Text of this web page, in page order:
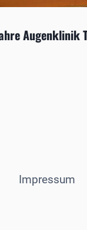
Augenklinik
Impressum